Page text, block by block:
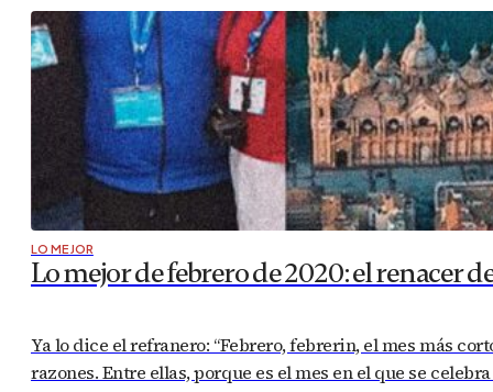
LO MEJOR
Lo mejor de febrero de 2020: el renacer
Ya lo dice el refranero: “Febrero, febrerin, el mes más
razones. Entre ellas, porque es el mes en el que se